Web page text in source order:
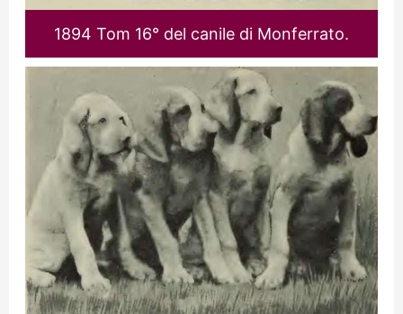
1894 Tom 16° del canile di Monferrato.